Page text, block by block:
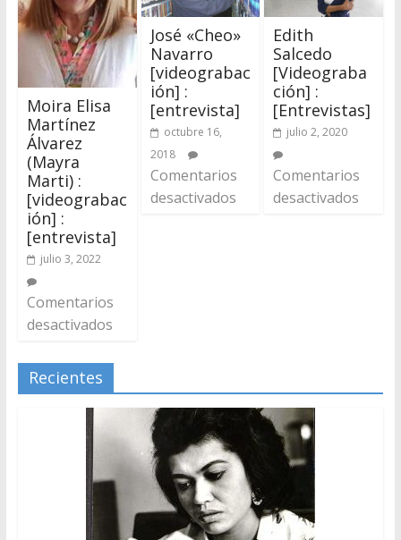
Moira Elisa
Martínez
Álvarez
(Mayra
Marti) :
[videograbac
ión] :
[entrevista]
julio 3, 2022
Comentarios
desactivados
José «Cheo»
Navarro
[videograbac
ión] :
[entrevista]
octubre 16,
2018
Comentarios
desactivados
Edith
Salcedo
[Videograba
ción] :
[Entrevistas]
julio 2, 2020
Comentarios
desactivados
Recientes